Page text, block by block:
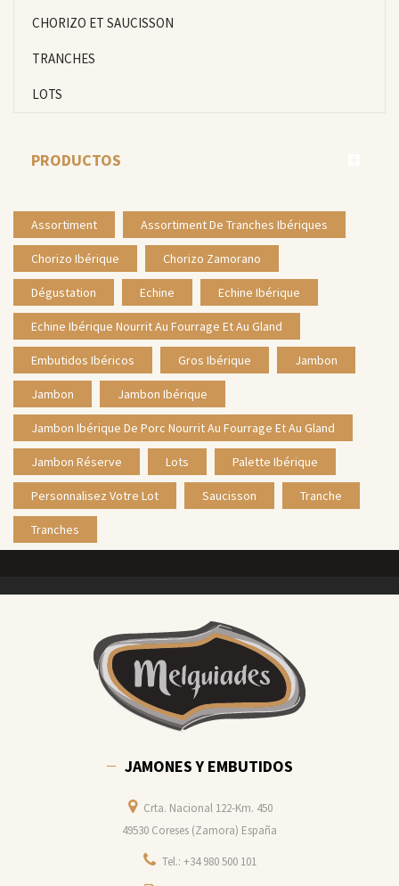
CHORIZO ET SAUCISSON
TRANCHES
LOTS
PRODUCTOS
Assortiment Assortiment De Tranches Ibériques
Chorizo Ibérique Chorizo Zamorano
Dégustation Echine Echine Ibérique
Echine Ibérique Nourrit Au Fourrage Et Au Gland
Embutidos Ibéricos Gros Ibérique Jambon
Jambon Jambon Ibérique
Jambon Ibérique De Porc Nourrit Au Fourrage Et Au Gland
Jambon Réserve Lots Palette Ibérique
Personnalisez Votre Lot Saucisson Tranche
Tranches
JAMONES Y EMBUTIDOS
Crta. Nacional 122-Km. 450
49530 Coreses (Zamora) España
Tel.: +34 980 500 101